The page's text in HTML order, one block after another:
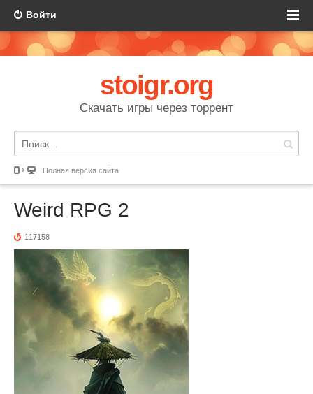
Войти
stoigr.org
Скачать игры через торрент
Полная версия сайта
Weird RPG 2
117158